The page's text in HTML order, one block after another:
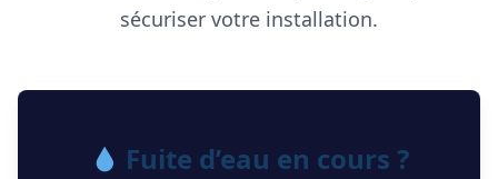
sécuriser votre installation.
Fuite d’eau en cours ?